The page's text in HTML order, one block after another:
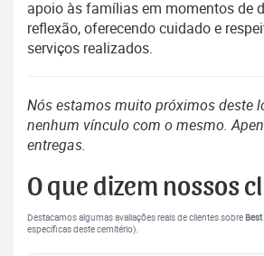
apoio às famílias em momentos de
reflexão, oferecendo cuidado e
serviços realizados.
Nós estamos muito próximos deste
nenhum vínculo com o mesmo.
entregas.
O que dizem nossos
Destacamos algumas avaliações reais de clientes sobre
específicas deste cemitério).